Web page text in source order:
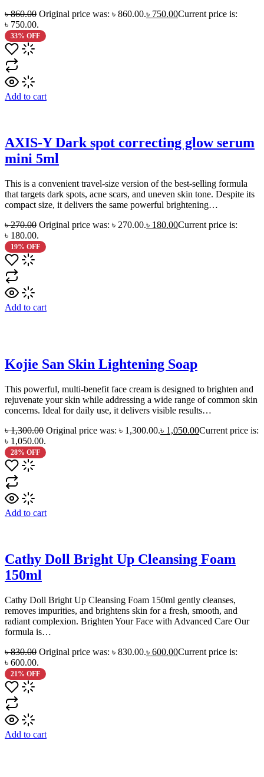
৳860.00 Original price was: ৳ 860.00.৳ 750.00Current price is:
৳ 750.00.
33% OFF
Add to cart
AXIS-Y Dark spot correcting glow serum
mini 5ml
This is a convenient travel-size version of the best-selling formula
that targets dark spots, acne scars, and uneven skin tone. Despite its
compact size, it delivers the same powerful brightening…
৳270.00 Original price was: ৳ 270.00.৳ 180.00Current price is:
৳ 180.00.
19% OFF
Add to cart
Kojie San Skin Lightening Soap
This powerful, multi-benefit face cream is designed to brighten and
rejuvenate your skin while addressing a wide range of common skin
concerns. Ideal for daily use, it delivers visible results…
৳1,300.00 Original price was: ৳ 1,300.00.৳ 1,050.00Current price is:
৳ 1,050.00.
28% OFF
Add to cart
Cathy Doll Bright Up Cleansing Foam
150ml
Cathy Doll Bright Up Cleansing Foam 150ml gently cleanses,
removes impurities, and brightens skin for a fresh, smooth, and
radiant complexion. Brighten Your Face with Advanced Care Our
formula is…
৳830.00 Original price was: ৳ 830.00.৳ 600.00Current price is:
৳ 600.00.
21% OFF
Add to cart